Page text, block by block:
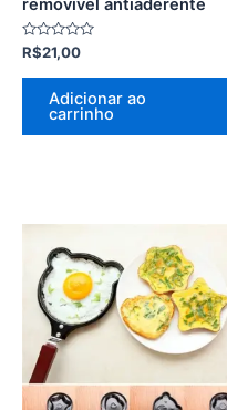
removivel antiaderente
Avaliação
de
R$21,00
Adicionar ao
carrinho
produto
tem
várias
variantes.
As
opções